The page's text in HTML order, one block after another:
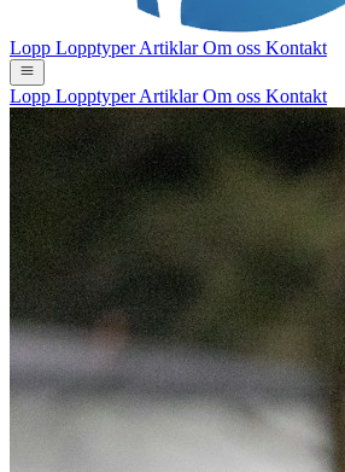
Lopp LopptyperArtiklarOm oss Kontakt
Lopp LopptyperArtiklarOm oss Kontakt